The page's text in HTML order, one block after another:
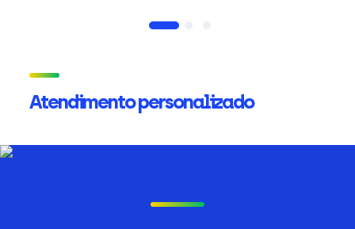
Atendimento personalizado